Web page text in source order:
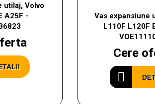
utilaj, Volvo
A25F -
Vas expansiune
L110F L120F
Cere